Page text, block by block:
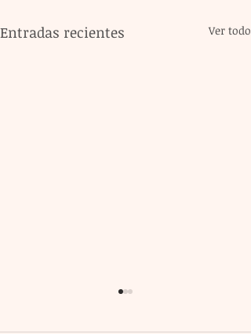
Entradas recientes Ver todo